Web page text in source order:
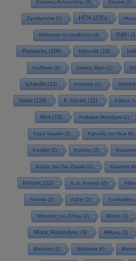
Ευγένιος Αντωνιάδης (3) Ζάμπια (1)
Ζιμπάμπουε(1) ΗΠΑ(235)
Θάλασσα του Διαβόλου(4) Θιβέτ
Θρησκείες(106) Ιαπωνία(19)
Ιορδανία (3) Ιούλιος Βερν (1)
Ιρλανδία(13) Ισλανδία(1)
Ιταλία(128) Κ. Λόντος(11) Κάθριν
Κίνα(13) Καβείρια Μυστήρια(1)
Καρλ Σαγκάν (2) Κιβωτός του Νώε (6)
Κουβέιτ(2) Κρόνος (3)
Κόμης του Σεν Ζερμέν(2) Κόμισσα
Κύπρος (12) Λ. Δ. Κονγκό (2)
Λετονία (3) Λιβύη (2) Λουδοβίκος
Μάγισσες του Σάλεμ (4) Μάλτα (1)
Μέγας Αλέξανδρος(9) Μίθρας (1)
Μαλάουι (1) Μαλαισία (6)